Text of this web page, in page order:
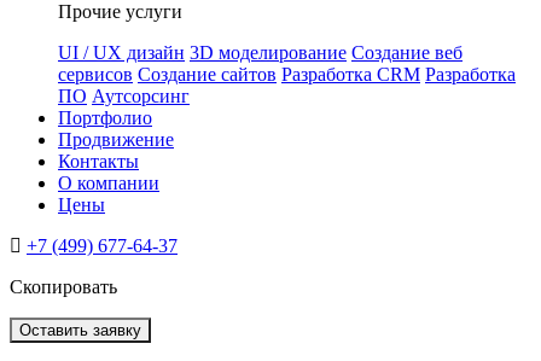
Прочие услуги
UI / UX дизайн 3D моделирование Создание веб
сервисов Создание сайтов Разработка CRM Разработка
ПО Аутсорсинг
Портфолио
Продвижение
Контакты
О компании
Цены
+7 (499) 677-64-37
Скопировать
Оставить заявку